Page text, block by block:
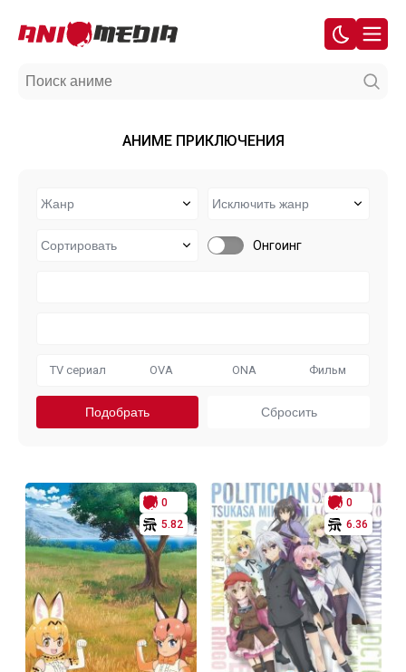
АНИМЕ ПРИКЛЮЧЕНИЯ
Онгоинг
TV сериал OVA ONA Фильм
0
5.82
0
6.36